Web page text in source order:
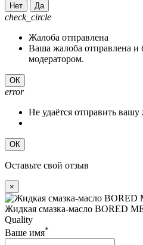
Нет Да
check_circle
Жалоба отправлена
Ваша жалоба отправлена и
модератором.
ОК
error
Не удаётся отправить вашу
ОК
Оставьте свой отзыв
×
Жидкая смазка-масло BORED
Quality
Ваше имя*